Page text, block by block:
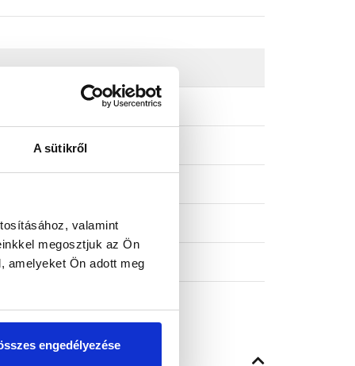
A sütikről
valamint
megosztjuk az Ön
amelyeket Ön adott meg
engedélyezése